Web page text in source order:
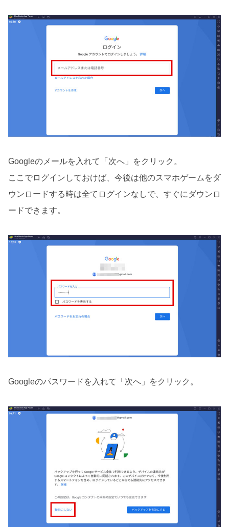
Googleのメールを入れて「次へ」をクリック。
ここでログインしておけば、今後は他のスマホゲームをダ
ウンロードする時は全てログインなしで、すぐにダウンロ
ードできます。
Googleのパスワードを入れて「次へ」をクリック。